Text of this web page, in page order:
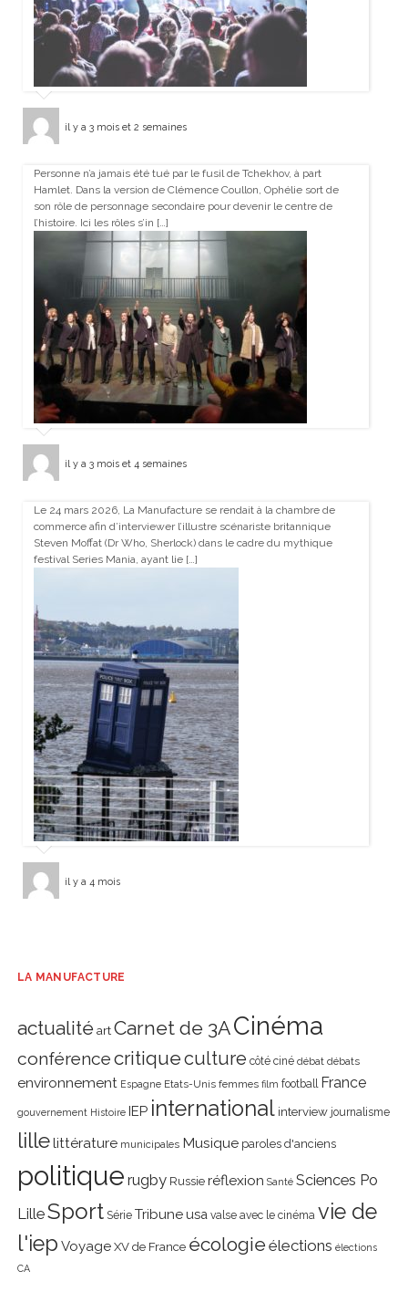
il y a 3 mois et 2 semaines
Personne n’a jamais été tué par le fusil de Tchekhov, à part
Hamlet. Dans la version de Clémence Coullon, Ophélie sort de
son rôle de personnage secondaire pour devenir le centre de
l’histoire. Ici les rôles s’in […]
il y a 3 mois et 4 semaines
Le 24 mars 2026, La Manufacture se rendait à la chambre de
commerce afin d’interviewer l’illustre scénariste britannique
Steven Moffat (Dr Who, Sherlock) dans le cadre du mythique
festival Series Mania, ayant lie […]
il y a 4 mois
LA MANUFACTURE
actualité art Carnet de 3ACinéma
conférencecritiqueculture côté ciné débat débats
environnement Espagne Etats-Unis femmes film football France
gouvernement Histoire IEP international interview journalisme
lillelittérature municipales Musique paroles d'anciens
politique rugby Russie réflexion Santé Sciences Po
LilleSport Série Tribune usa valse avec le cinéma vie de
l'iep Voyage XV de France écologie élections élections
CA